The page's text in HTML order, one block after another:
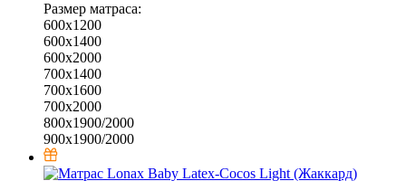
Размер матраса:
600х1200
600х1400
600х2000
700х1400
700х1600
700х2000
800х1900/2000
900х1900/2000